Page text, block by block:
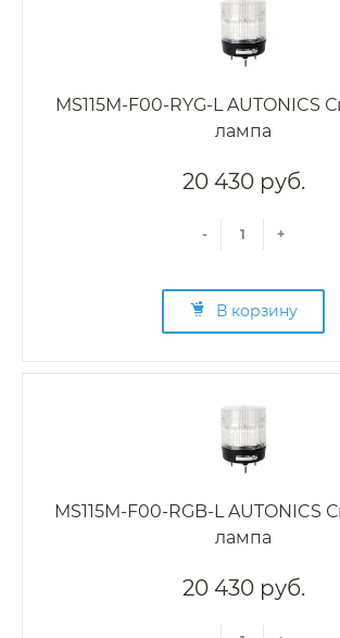
MS115M-F00-RYG-L AUTONICS
лампа
20 430 руб.
- +
В корзину
MS115M-F00-RGB-L AUTONICS
лампа
20 430 руб.